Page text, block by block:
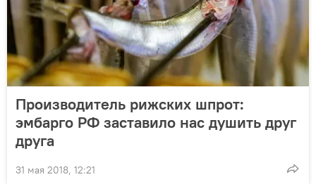
Производитель рижских шпрот:
эмбарго РФ заставило нас душить друг
друга
31 мая 2018, 12:21